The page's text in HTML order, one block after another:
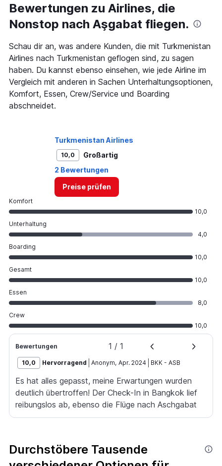
Bewertungen zu Airlines, die
Nonstop nach Aşgabat fliegen.
Schau dir an, was andere Kunden, die mit Turkmenistan
Airlines nach Turkmenistan geflogen sind, zu sagen
haben. Du kannst ebenso einsehen, wie jede Airline im
Vergleich mit anderen in Sachen Unterhaltungsoptionen,
Komfort, Essen, Crew/Service und Boarding
abschneidet.
Turkmenistan Airlines
10,0
Großartig
2 Bewertungen
Preise prüfen
Komfort
10,0
Unterhaltung
4,0
Boarding
10,0
Gesamt
10,0
Essen
8,0
Crew
10,0
Bewertungen 1 / 1
10,0 Hervorragend Anonym, Apr. 2024 BKK - ASB
Es hat alles gepasst, meine Erwartungen wurden
deutlich übertroffen! Der Check-In in Bangkok lief
reibungslos ab, ebenso die Flüge nach Aschgabat
und weiter nach Frankfurt. Die Maschine sah aus
nett und zuvorkommend, ganz besonders während
des Fluges nach Frankfurt! Das Essen an Board war
Durchstöbere Tausende